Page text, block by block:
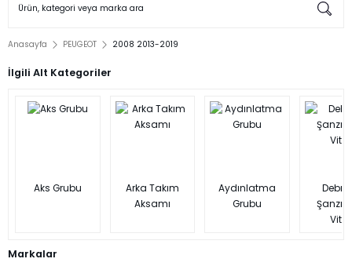
Anasayfa PEUGEOT 2008 2013-2019
İlgili Alt Kategoriler
Aks Grubu
Arka Takım
Aksamı
Aydınlatma
Grubu
Markalar